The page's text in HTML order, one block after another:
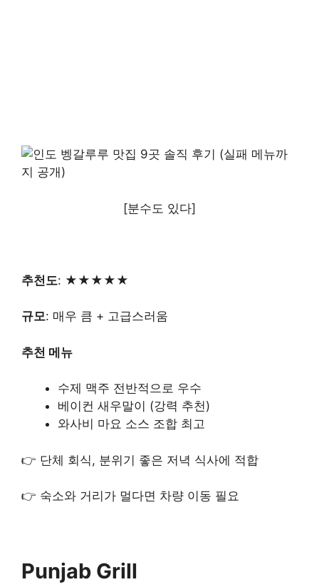
[분수도 있다]
추천도: ★★★★★
규모: 매우 큼 + 고급스러움
추천 메뉴
수제 맥주 전반적으로 우수
베이컨 새우말이 (강력 추천)
와사비 마요 소스 조합 최고
👉 단체 회식, 분위기 좋은 저녁 식사에 적합
👉 숙소와 거리가 멀다면 차량 이동 필요
Punjab Grill